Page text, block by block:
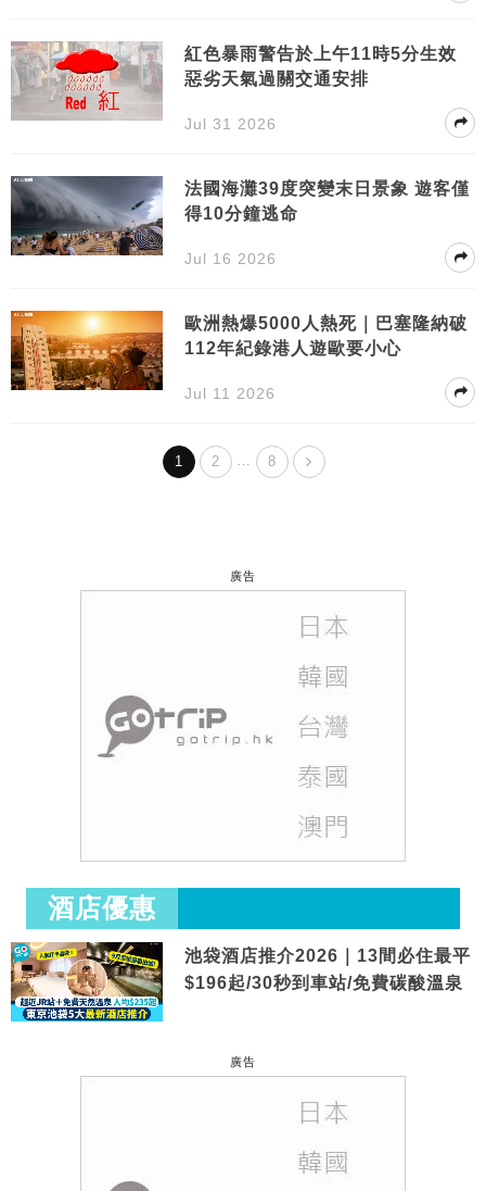
紅色暴雨警告於上午11時5分生效
惡劣天氣過關交通安排
Jul 31 2026
法國海灘39度突變末日景象 遊客僅
得10分鐘逃命
Jul 16 2026
歐洲熱爆5000人熱死｜巴塞隆納破
112年紀錄港人遊歐要小心
Jul 11 2026
1 2 … 8
廣告
酒店優惠
池袋酒店推介2026｜13間必住最平
$196起/30秒到車站/免費碳酸溫泉
廣告